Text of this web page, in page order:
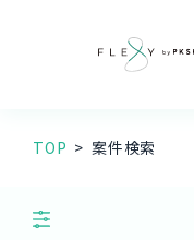
TOP 案件検索